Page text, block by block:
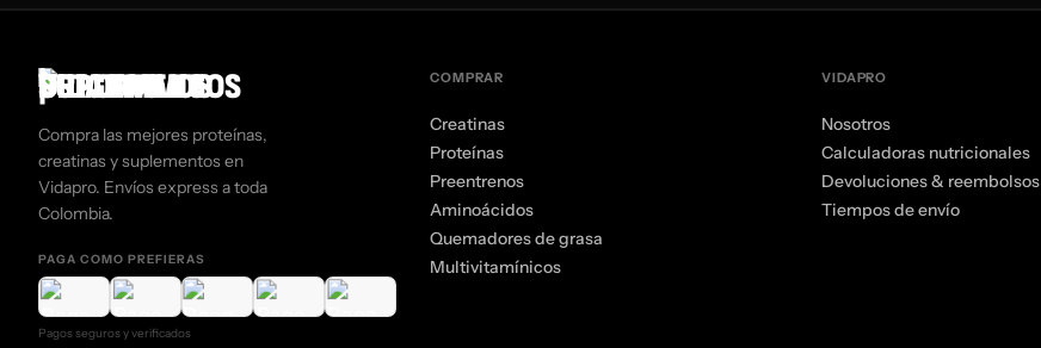
Compra las mejores proteínas,
creatinas y suplementos en
Vidapro. Envíos express a toda
Colombia.
PAGA COMO PREFIERAS
Pagos seguros y verificados
COMPRAR
Creatinas
Proteínas
Preentrenos
Aminoácidos
Quemadores de grasa
Multivitamínicos
VIDAPRO
Nosotros
Calculadoras nutricionales
Devoluciones & reembolsos
Tiempos de envío